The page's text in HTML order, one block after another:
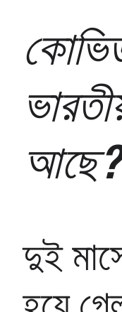
আছে?
দুই